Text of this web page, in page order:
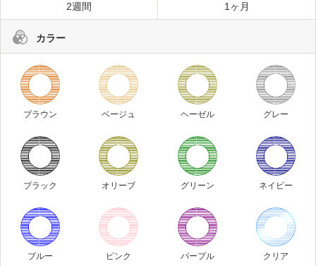
2週間 1ヶ月
カラー
ブラウン ベージュ ヘーゼル グレー
ブラック オリーブ グリーン ネイビー
ブルー ピンク パープル クリア